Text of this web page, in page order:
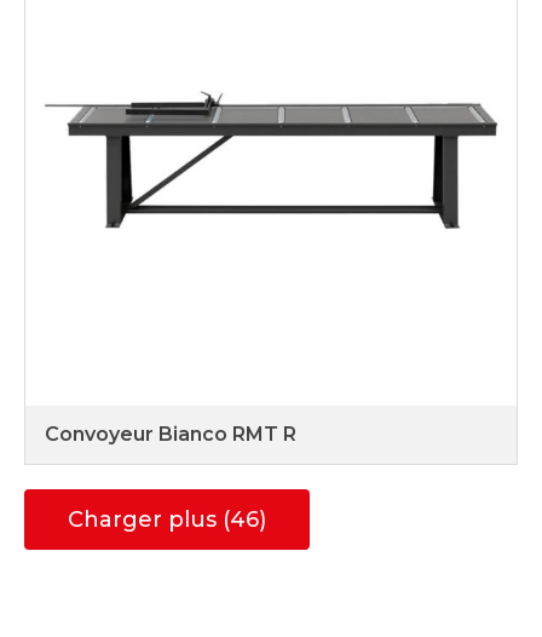
Convoyeur Bianco RMT R
Charger plus (46)